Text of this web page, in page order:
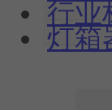
行业
灯箱